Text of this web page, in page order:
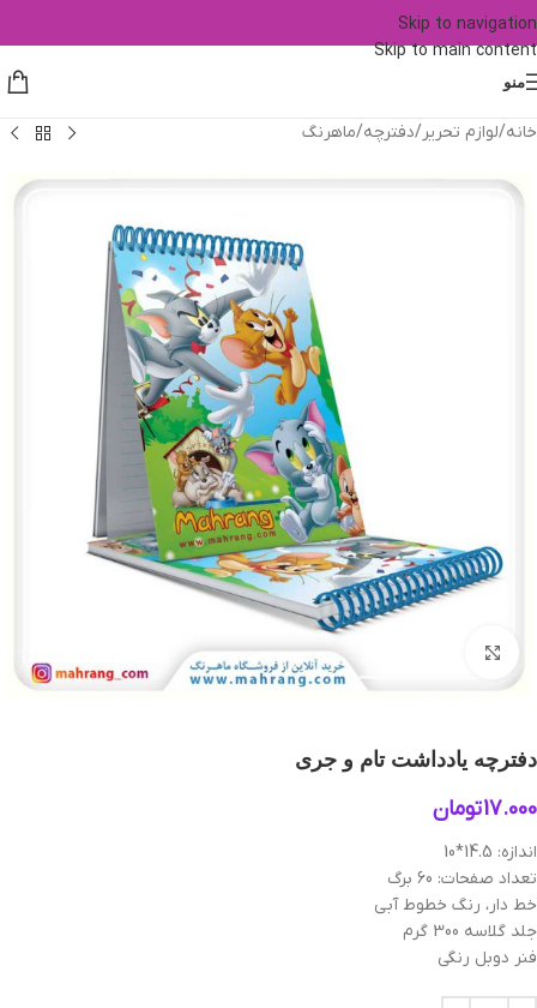
Skip to navigation
Skip to main content
منو
خانه/لوازم تحریر/دفترچه/ماهرنگ
دفترچه یادداشت تام و جری
17.000تومان
اندازه: 14.5*10
تعداد صفحات: 60 برگ
خط دار، رنگ خطوط آبی
جلد گلاسه 300 گرم
فنر دوبل رنگی